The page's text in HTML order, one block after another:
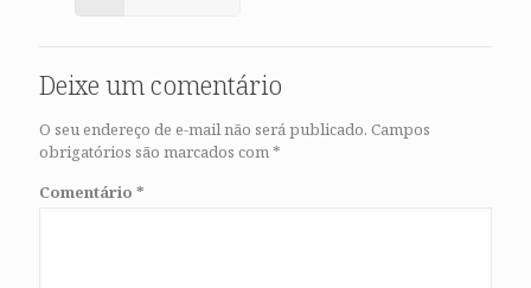
Deixe um comentário
O seu endereço de e-mail não será publicado. Campos
obrigatórios são marcados com *
Comentário *